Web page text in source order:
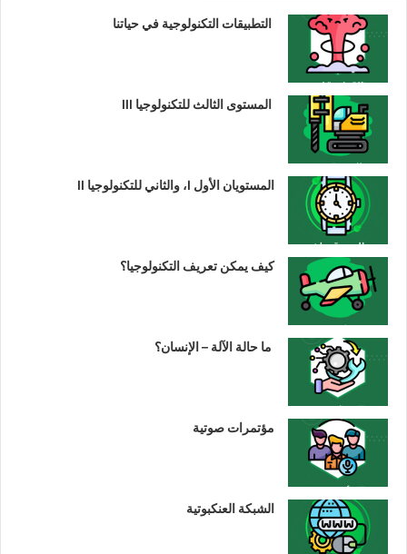
التطبيقات التكنولوجية في حياتنا
المستوى الثالث للتكنولوجيا III
المستويان الأول I، والثاني للتكنولوجيا II
كيف يمكن تعريف التكنولوجيا؟
ما حالة الآلة – الإنسان؟
مؤتمرات صوتية
الشبكة العنكبوتية